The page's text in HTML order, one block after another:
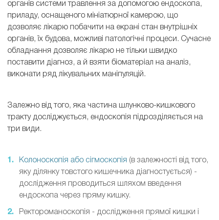
органів системи травлення за допомогою ендоскопа,
приладу, оснащеного мініатюрної камерою, що
дозволяє лікарю побачити на екрані стан внутрішніх
органів, їх будова, можливі патологічні процеси. Сучасне
обладнання дозволяє лікарю не тільки швидко
поставити діагноз, а й взяти біоматеріал на аналіз,
виконати ряд лікувальних маніпуляцій.
Залежно від того, яка частина шлунково-кишкового
тракту досліджується, ендоскопія підрозділяється на
три види.
Колоноскопія або сігмоскопія (в залежності від того,
яку ділянку товстого кишечника діагностується) -
дослідження проводиться шляхом введення
ендоскопа через пряму кишку.
Ректороманоскопія - дослідження прямої кишки і